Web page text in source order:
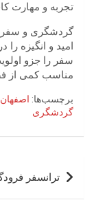
تجربه و مهارت
گردشگری و سفر
امید و انگیزه را
سفر را جزو
مناسب کمی از
برچسب‌ها: اصفهان
گردشگری
راهبری
نوشته
ترانسفر